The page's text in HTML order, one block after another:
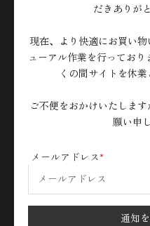
だきありが
現在、より快適にお買い
ューアル作業を行ってお
くの間サイトを休
ご不便をおかけいたしま
願い申
メールアドレス
通知